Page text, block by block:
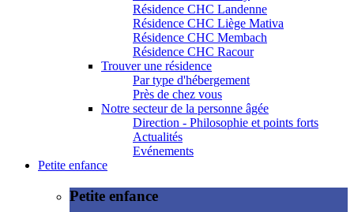
Résidence CHC Landenne
Résidence CHC Liège Mativa
Résidence CHC Membach
Résidence CHC Racour
Trouver une résidence
Par type d'hébergement
Près de chez vous
Notre secteur de la personne âgée
Direction - Philosophie et points forts
Actualités
Evénements
Petite enfance
Petite enfance